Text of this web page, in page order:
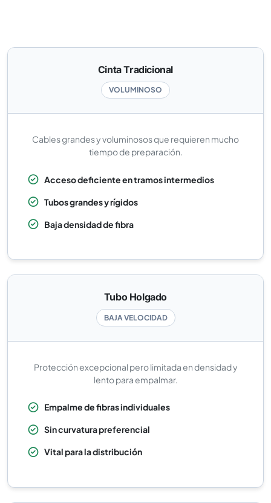
Cinta Tradicional
VOLUMINOSO
Cables grandes y voluminosos que requieren mucho
tiempo de preparación.
Acceso deficiente en tramos intermedios
Tubos grandes y rígidos
Baja densidad de fibra
Tubo Holgado
BAJA VELOCIDAD
Protección excepcional pero limitada en densidad y
lento para empalmar.
Empalme de fibras individuales
Sin curvatura preferencial
Vital para la distribución